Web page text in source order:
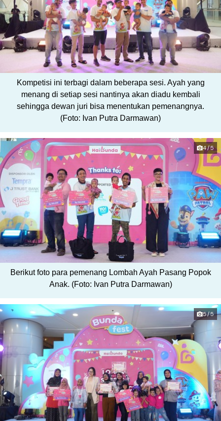
Kompetisi ini terbagi dalam beberapa sesi. Ayah yang
menang di setiap sesi nantinya akan diadu kembali
sehingga dewan juri bisa menentukan pemenangnya.
(Foto: Ivan Putra Darmawan)
4/5
Berikut foto para pemenang Lombah Ayah Pasang Popok
Anak. (Foto: Ivan Putra Darmawan)
5/5